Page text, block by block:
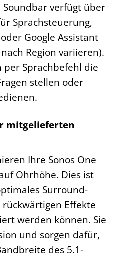
Soundbar verfügt über
Sprachsteuerung,
Google Assistant
Region variieren).
per Sprachbefehl die
stellen oder
mitgelieferten
Ihre Sonos One
Ohrhöhe. Dies ist
Surround-
Effekte
werden können. Sie
und sorgen dafür,
des 5.1-